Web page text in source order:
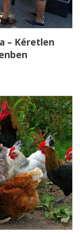
– Kéretlen